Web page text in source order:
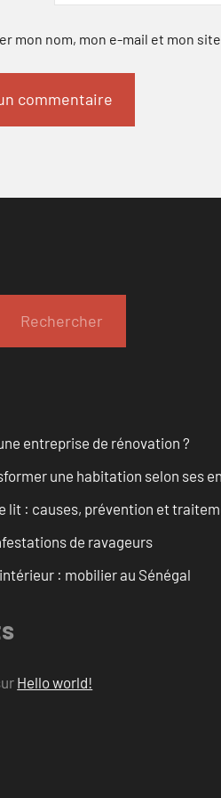
mon nom, mon e-mail et mon
Rechercher
entreprise de rénovation ?
une habitation selon ses
lit : causes, prévention et
de ravageurs
: mobilier au Sénégal
Hello world!